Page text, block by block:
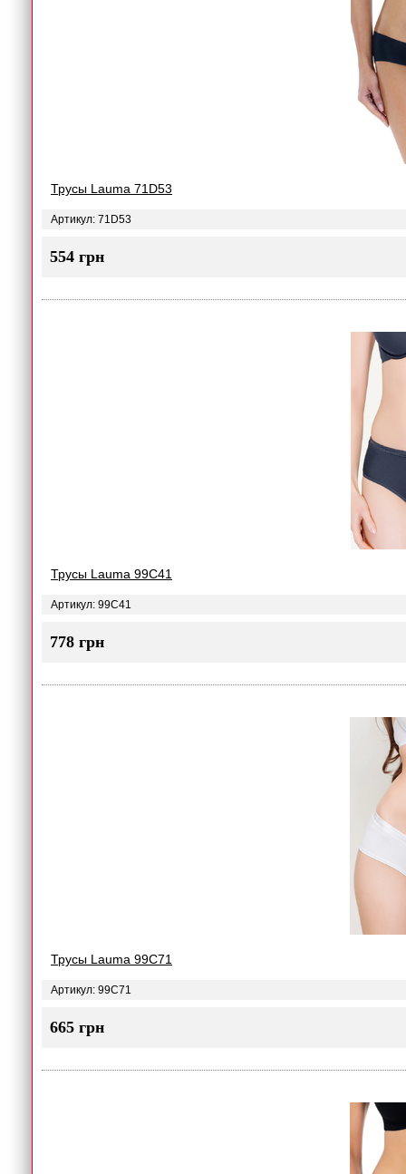
Трусы Lauma 71D53
Артикул: 71D53
554 грн
Трусы Lauma 99C41
Артикул: 99C41
778 грн
Трусы Lauma 99C71
Артикул: 99C71
665 грн